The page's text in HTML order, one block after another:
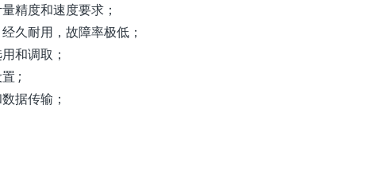
精度和速度要求；
久耐用，故障率极低；
和调取；
;
据传输；